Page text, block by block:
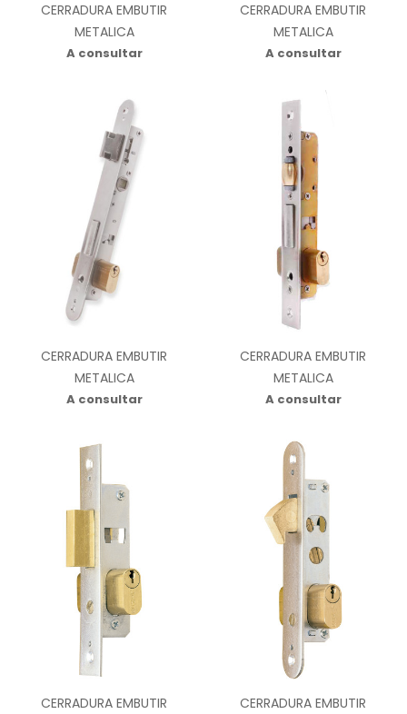
CERRADURA EMBUTIR
METALICA
A consultar
CERRADURA EMBUTIR
METALICA
A consultar
CERRADURA EMBUTIR
METALICA
A consultar
CERRADURA EMBUTIR
METALICA
A consultar
CERRADURA EMBUTIR
CERRADURA EMBUTIR